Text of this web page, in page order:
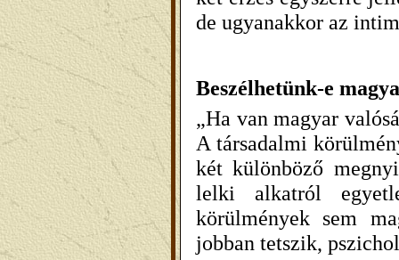
de ugyanakkor az
Beszélhetünk-e
„Ha van magyar
A társadalmi
két különböző
lelki alkatról
körülmények sem
jobban tetszik,